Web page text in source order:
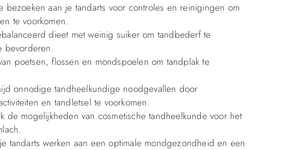
bezoeken aan je tandarts voor controles en reinigingen om
te voorkomen.
dieet met weinig suiker om tandbederf te
bevorderen.
poetsen, flossen en mondspoelen om tandplak te
onnodige tandheelkundige noodgevallen door
en tandletsel te voorkomen.
de mogelijkheden van cosmetische tandheelkunde voor het
tandarts werken aan een optimale mondgezondheid en een